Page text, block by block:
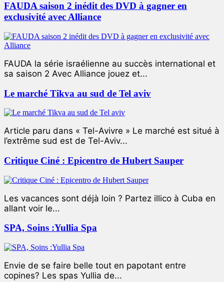
FAUDA saison 2 inédit des DVD à gagner en
exclusivité avec Alliance
FAUDA la série israélienne au succès international et
sa saison 2 Avec Alliance jouez et...
Le marché Tikva au sud de Tel aviv
Article paru dans « Tel-Avivre » Le marché est situé à
l’extrême sud est de Tel-Aviv...
Critique Ciné : Epicentro de Hubert Sauper
Les vacances sont déjà loin ? Partez illico à Cuba en
allant voir le...
SPA, Soins :Yullia Spa
Envie de se faire belle tout en papotant entre
copines? Les spas Yullia de...